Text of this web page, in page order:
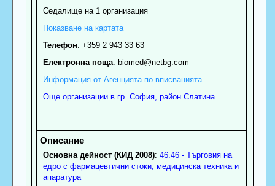
Седалище на 1 организация
Показване на картата
Телефон: +359 2 943 33 63
Електронна поща: biomed@netbg.com
Информация от Агенцията по вписванията
Още организации в гр. София, район Слатина
Основна дейност (КИД 2008): 46.46 - Търговия на
едро с фармацевтични стоки, медицинска техника и
апаратура